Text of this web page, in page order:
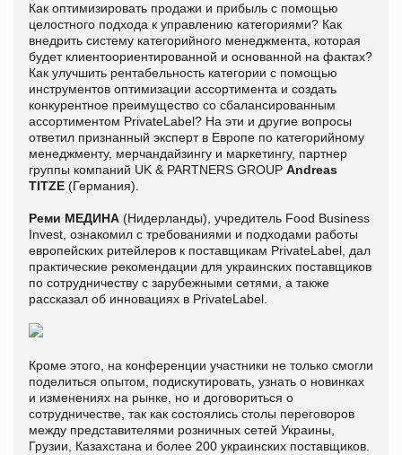
Как оптимизировать продажи и прибыль с помощью
целостного подхода к управлению категориями? Как
внедрить систему категорийного менеджмента, которая
будет клиентоориентированной и основанной на фактах?
Как улучшить рентабельность категории с помощью
инструментов оптимизации ассортимента и создать
конкурентное преимущество со сбалансированным
ассортиментом PrivateLabel? На эти и другие вопросы
ответил признанный эксперт в Европе по категорийному
менеджменту, мерчандайзингу и маркетингу, партнер
группы компаний UK & PARTNERS GROUP Andreas
TITZE (Германия).
Реми МЕДИНА (Нидерланды), учредитель Food Business
Invest, ознакомил с требованиями и подходами работы
европейских ритейлеров к поставщикам PrivateLabel, дал
практические рекомендации для украинских поставщиков
по сотрудничеству с зарубежными сетями, а также
рассказал об инновациях в PrivateLabel.
Кроме этого, на конференции участники не только смогли
поделиться опытом, подискутировать, узнать о новинках
и изменениях на рынке, но и договориться о
сотрудничестве, так как состоялись столы переговоров
между представителями розничных сетей Украины,
Грузии, Казахстана и более 200 украинских поставщиков.